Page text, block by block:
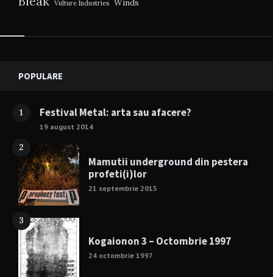
Vulture Industries Winds
Widgets
POPULARE
1 Festival Metal: arta sau afacere?
19 august 2014
2
Mamutii underground din pestera
profeti(i)lor
21 septembrie 2015
3
Kogaionon 3 – Octombrie 1997
24 octombrie 1997